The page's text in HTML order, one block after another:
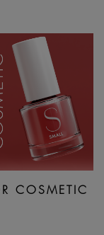
COSMETIC